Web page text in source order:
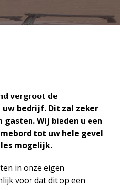
vergroot de
uw bedrijf. Dit zal zeker
Wij bieden u een
tot uw hele gevel
mogelijk.
in onze eigen
voor dat dit op een